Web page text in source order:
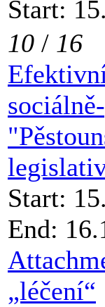
Start:
10 / 16
Start:
End:
„léčení“